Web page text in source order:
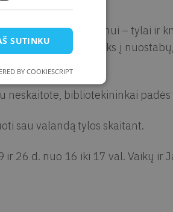
skirti laiką skaitymui – tylai ir
valanda įtrauks į
neskaitote, bibliotekininkai padės
sau valandą tylos skaitant.
26 d. nuo 16 iki 17 val. Vaikų ir
SUTINKU
BY COOKIESCRIPT